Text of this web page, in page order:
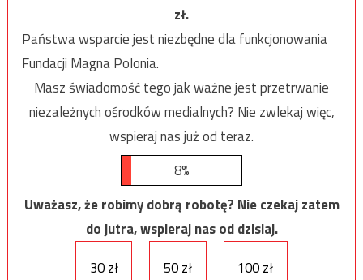
zł.
Państwa wsparcie jest niezbędne dla funkcjonowania
Fundacji Magna Polonia.
Masz świadomość tego jak ważne jest przetrwanie
niezależnych ośrodków medialnych? Nie zwlekaj więc,
wspieraj nas już od teraz.
8%
Uważasz, że robimy dobrą robotę? Nie czekaj zatem
do jutra, wspieraj nas od dzisiaj.
30 zł
50 zł 100 zł